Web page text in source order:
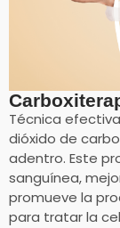
Técnica
dióxido de
adentro. Este
sanguínea,
promueve la
para tratar la